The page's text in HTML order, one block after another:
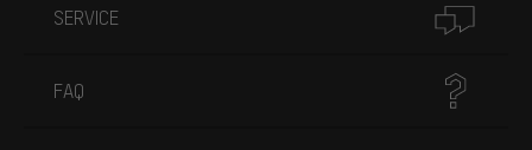
SERVICE
FAQ